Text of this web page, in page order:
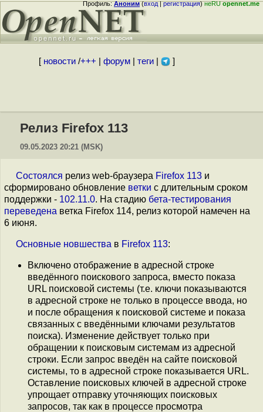
Профиль:Аноним(вход|регистрация)неRUopennet.me
[ новости/+++ форум| теги| ]
Релиз Firefox 113
09.05.2023 20:21 (MSK)
Состоялся релиз web-браузера Firefox 113 и
сформировано обновление ветки с длительным сроком
поддержки - 102.11.0. На стадию бета-тестирования
переведена ветка Firefox 114, релиз которой намечен на
6 июня.
Основные новшества в Firefox 113:
Включено отображение в адресной строке
введённого поискового запроса, вместо показа
URL поисковой системы (т.е. ключи показываются
в адресной строке не только в процессе ввода, но
и после обращения к поисковой системе и показа
связанных с введёнными ключами результатов
поиска). Изменение действует только при
обращении к поисковым системам из адресной
строки. Если запрос введён на сайте поисковой
системы, то в адресной строке показывается URL.
Оставление поисковых ключей в адресной строке
упрощает отправку уточняющих поисковых
запросов, так как в процессе просмотра